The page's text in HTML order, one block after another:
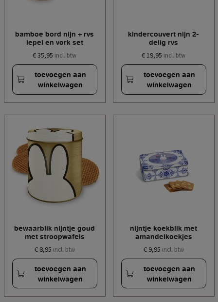
bamboe bord nijn + rvs
lepel en vork set
€ 35,95 incl. btw
toevoegen aan
winkelwagen
kindercouvert nijn 2-
delig rvs
€ 19,95 incl. btw
toevoegen aan
winkelwagen
bewaarblik nijntje goud
met stroopwafels
€ 8,95 incl. btw
toevoegen aan
winkelwagen
nijntje koekblik met
amandelkoekjes
€ 9,95 incl. btw
toevoegen aan
winkelwagen